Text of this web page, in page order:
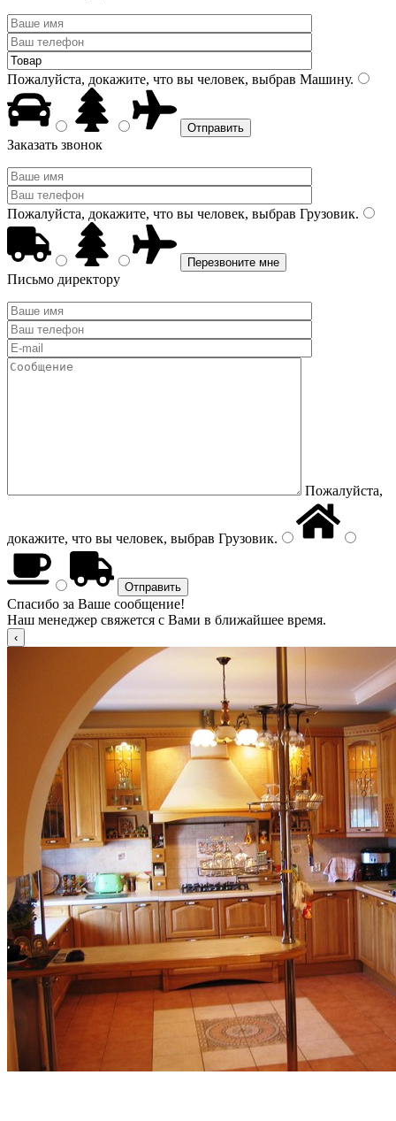
Пожалуйста, докажите, что вы человек, выбрав Машину.
Заказать звонок
Пожалуйста, докажите, что вы человек, выбрав Грузовик.
Письмо директору
Пожалуйста,
докажите, что вы человек, выбрав Грузовик.
Спасибо за Ваше сообщение!
Наш менеджер свяжется с Вами в ближайшее время.